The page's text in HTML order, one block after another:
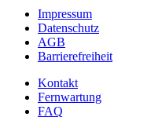
Impressum
Datenschutz
AGB
Barrierefreiheit
Kontakt
Fernwartung
FAQ